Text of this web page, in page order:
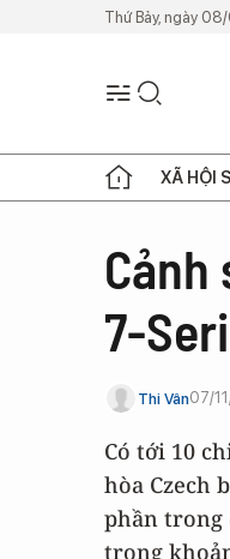
Thứ Bảy, ngày
XÃ HỘI
Cảnh
7-
Thi Vân07/
Có tới 10
hòa Czech
phần trong
trong